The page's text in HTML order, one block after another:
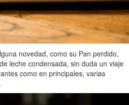
novedad, como su Pan perdido,
leche condensada, sin duda un viaje
como en principales, varias